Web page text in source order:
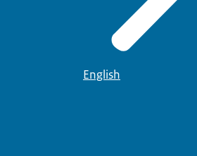
English